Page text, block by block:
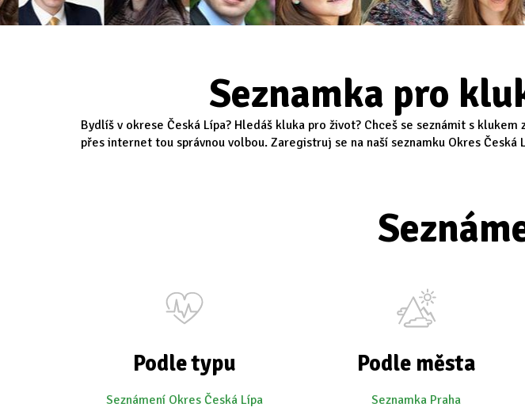
Seznamka pro
Bydlíš v okrese Česká Lípa? Hledáš kluka pro život? Chceš se seznámit s
přes internet tou správnou volbou. Zaregistruj se na naší seznamku Okres
Podle typu
Seznámení Okres Česká Lípa
Podle města
Seznamka Praha